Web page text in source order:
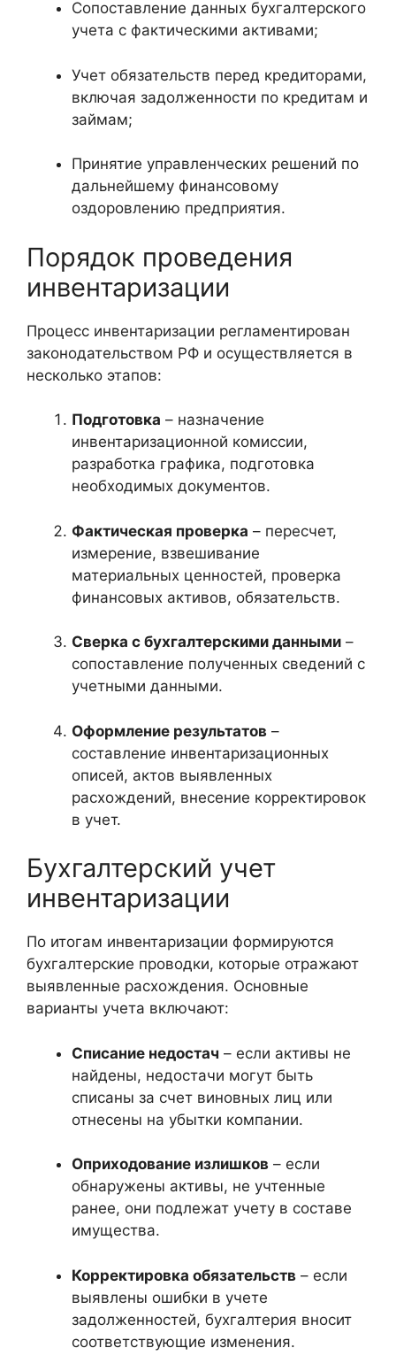
Сопоставление данных бухгалтерского
учета с фактическими активами;
Учет обязательств перед кредиторами,
включая задолженности по кредитам и
займам;
Принятие управленческих решений по
дальнейшему финансовому
оздоровлению предприятия.
Порядок проведения
инвентаризации
Процесс инвентаризации регламентирован
законодательством РФ и осуществляется в
несколько этапов:
Подготовка – назначение
инвентаризационной комиссии,
разработка графика, подготовка
необходимых документов.
Фактическая проверка – пересчет,
измерение, взвешивание
материальных ценностей, проверка
финансовых активов, обязательств.
Сверка с бухгалтерскими данными –
сопоставление полученных сведений с
учетными данными.
Оформление результатов –
составление инвентаризационных
описей, актов выявленных
расхождений, внесение корректировок
в учет.
Бухгалтерский учет
инвентаризации
По итогам инвентаризации формируются
бухгалтерские проводки, которые отражают
выявленные расхождения. Основные
варианты учета включают:
Списание недостач – если активы не
найдены, недостачи могут быть
списаны за счет виновных лиц или
отнесены на убытки компании.
Оприходование излишков – если
обнаружены активы, не учтенные
ранее, они подлежат учету в составе
имущества.
Корректировка обязательств – если
выявлены ошибки в учете
задолженностей, бухгалтерия вносит
соответствующие изменения.